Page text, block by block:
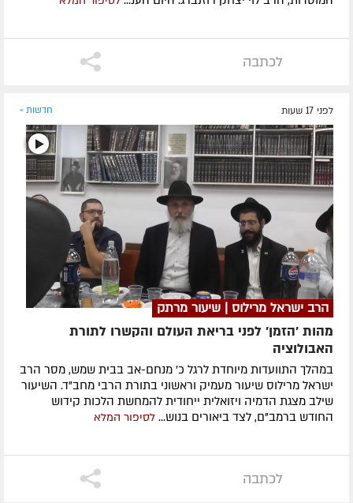
לכתבה
לפני 17 שעות חדשות »
הרב ישראל מרילוס | שיעור מרתק
מהות 'הזמן' לפני בריאת העולם והקשרו לתורת
האבולוציה
במהלך התוועדות מיוחדת לרגל כ' מנחם-אב בבית שמש, מסר הרב
ישראל מרילוס שיעור מעמיק וראשוני בתורת הרבי מחב"ד. השיעור
שילב מצגת הדמיה ויזואלית ייחודית להמחשת הלכות קידוש
החודש ברמב"ם, לצד ביאורים בנוש... לסיפור המלא
לכתבה